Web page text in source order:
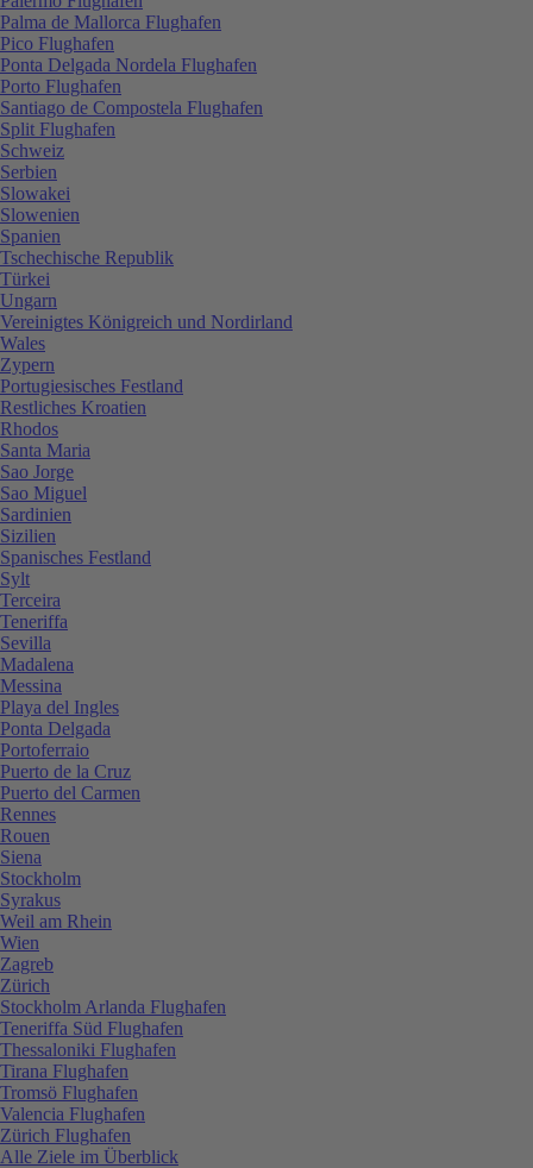
Palma de Mallorca Flughafen
Pico Flughafen
Ponta Delgada Nordela Flughafen
Porto Flughafen
Santiago de Compostela Flughafen
Split Flughafen
Schweiz
Serbien
Slowakei
Slowenien
Spanien
Tschechische Republik
Türkei
Ungarn
Vereinigtes Königreich und Nordirland
Wales
Zypern
Portugiesisches Festland
Restliches Kroatien
Rhodos
Santa Maria
Sao Jorge
Sao Miguel
Sardinien
Sizilien
Spanisches Festland
Sylt
Terceira
Teneriffa
Sevilla
Madalena
Messina
Playa del Ingles
Ponta Delgada
Portoferraio
Puerto de la Cruz
Puerto del Carmen
Rennes
Rouen
Siena
Stockholm
Syrakus
Weil am Rhein
Wien
Zagreb
Zürich
Stockholm Arlanda Flughafen
Teneriffa Süd Flughafen
Thessaloniki Flughafen
Tirana Flughafen
Tromsö Flughafen
Valencia Flughafen
Zürich Flughafen
Alle Ziele im Überblick